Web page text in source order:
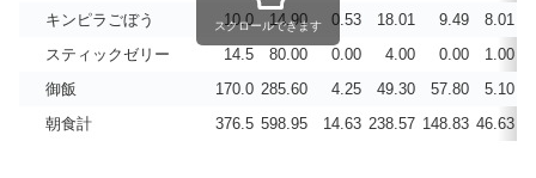
キンピラごぼう
10.0 14.90 0.53 18.01 9.49 8.01
スティックゼリー
14.5 80.00 0.00 4.00 0.00
1.00
御飯
170.0 285.60 4.25 49.30 57.80 5.10
朝食計
376.5 598.95 14.63 238.57 148.83 46.63
スクロールできます